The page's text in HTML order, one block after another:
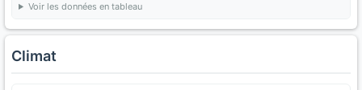
Voir les données en tableau
Climat